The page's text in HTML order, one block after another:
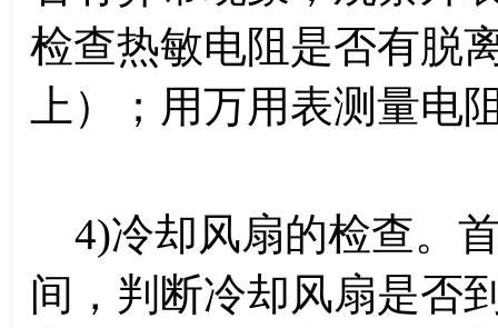
检查热敏电阻是否有脱
上）；用万用表测量电
4)冷却风扇的检查。
间，判断冷却风扇是否